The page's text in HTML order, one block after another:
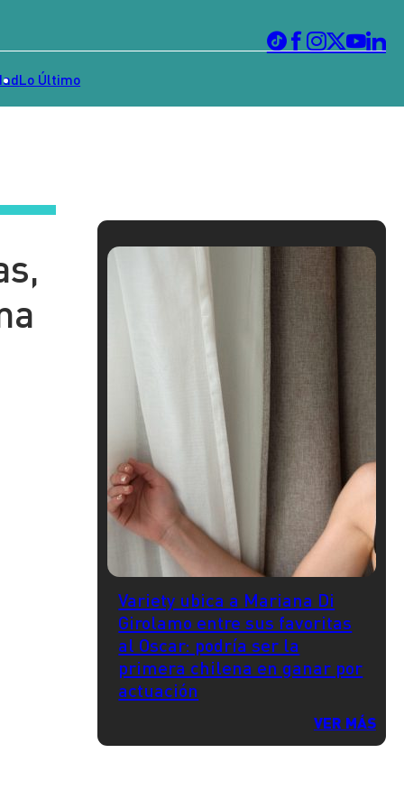
Lo Último
Variety ubica a Mariana Di
Girolamo entre sus favoritas
al Oscar: podría ser la
primera chilena en ganar por
actuación
VER MÁS